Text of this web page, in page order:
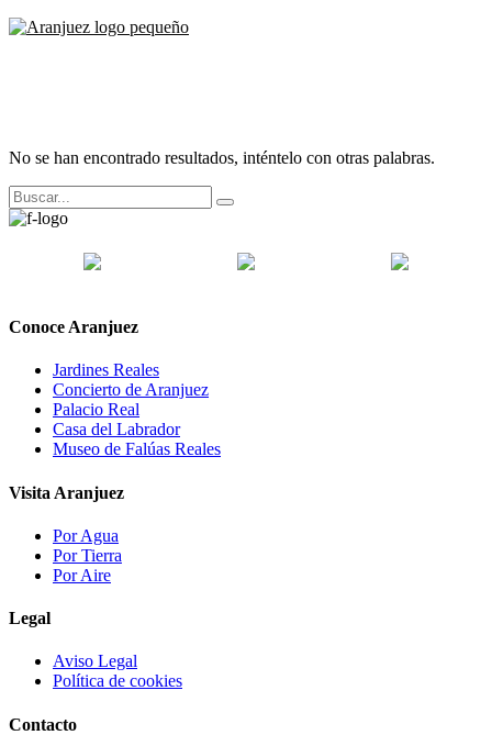
No se han encontrado resultados, inténtelo con otras palabras.
Conoce Aranjuez
Jardines Reales
Concierto de Aranjuez
Palacio Real
Casa del Labrador
Museo de Falúas Reales
Visita Aranjuez
Por Agua
Por Tierra
Por Aire
Legal
Aviso Legal
Política de cookies
Contacto